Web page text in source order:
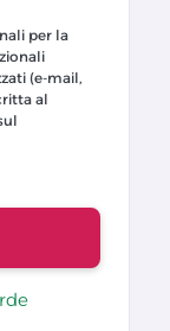
per la
(e-mail,
al